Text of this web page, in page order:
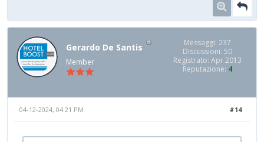
Gerardo De Santis
Member
Messaggi: 237
Discussioni: 50
Registrato: Apr 2013
Reputazione: 4
#14
04-12-2024, 04:21 PM